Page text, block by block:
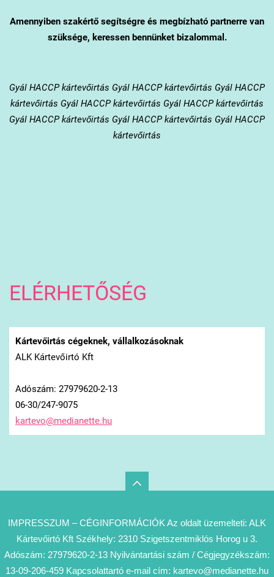
Amennyiben szakértő segítségre és megbízható partnerre van
szüksége, keressen bennünket bizalommal.
Gyál HACCP kártevőirtás Gyál HACCP kártevőirtás Gyál HACCP
kártevőirtás Gyál HACCP kártevőirtás Gyál HACCP kártevőirtás
Gyál HACCP kártevőirtás Gyál HACCP kártevőirtás Gyál HACCP
kártevőirtás
ELÉRHETŐSÉG
Kártevőirtás cégeknek, vállalkozásoknak
ALK Kártevőirtó Kft
Adószám: 27979620-2-13
06-30/247-9075
kartevo@medianette.hu
IMPRESSZUM – CÉGINFORMÁCIÓK Az oldalt üzemelteti: ALK
Kártevőirtó Kft Székhely: 2310 Szigetszentmiklós Horog u 3.
Adószám: 27979620-2-13 Nyilvántartási szám / Cégjegyzékszám:
13-09-206-459 Kapcsolattartó e-mail cím: kartevo@medianette.hu